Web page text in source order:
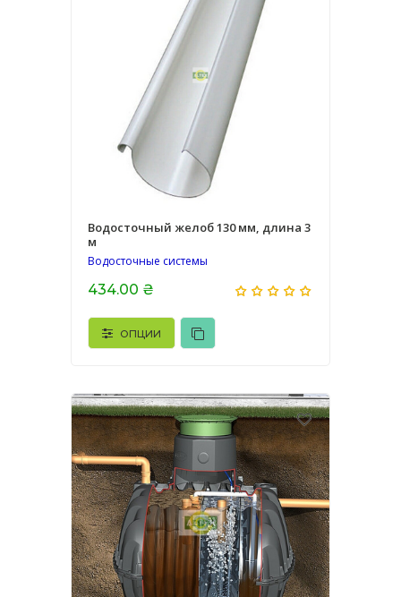
Водосточный желоб 130 мм, длина 3
м
Водосточные системы
434.00 ₴
ОПЦИИ